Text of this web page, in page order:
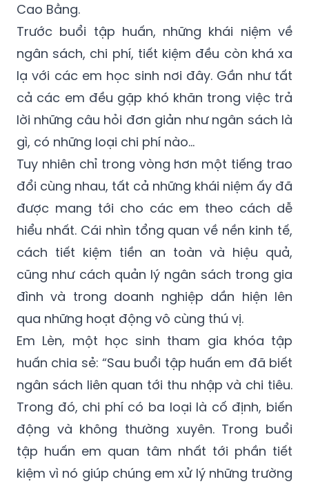
Cao Bằng.
Trước buổi tập huấn, những khái niệm về
ngân sách, chi phí, tiết kiệm đều còn khá xa
lạ với các em học sinh nơi đây. Gần như tất
cả các em đều gặp khó khăn trong việc trả
lời những câu hỏi đơn giản như ngân sách là
gì, có những loại chi phí nào…
Tuy nhiên chỉ trong vòng hơn một tiếng trao
đổi cùng nhau, tất cả những khái niệm ấy đã
được mang tới cho các em theo cách dễ
hiểu nhất. Cái nhìn tổng quan về nền kinh tế,
cách tiết kiệm tiền an toàn và hiệu quả,
cũng như cách quản lý ngân sách trong gia
đình và trong doanh nghiệp dần hiện lên
qua những hoạt động vô cùng thú vị.
Em Lèn, một học sinh tham gia khóa tập
huấn chia sẻ: “Sau buổi tập huấn em đã biết
ngân sách liên quan tới thu nhập và chi tiêu.
Trong đó, chi phí có ba loại là cố định, biến
động và không thường xuyên. Trong buổi
tập huấn em quan tâm nhất tới phần tiết
kiệm vì nó giúp chúng em xử lý những trường